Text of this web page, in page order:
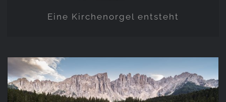
Eine Kirchenorgel entsteht